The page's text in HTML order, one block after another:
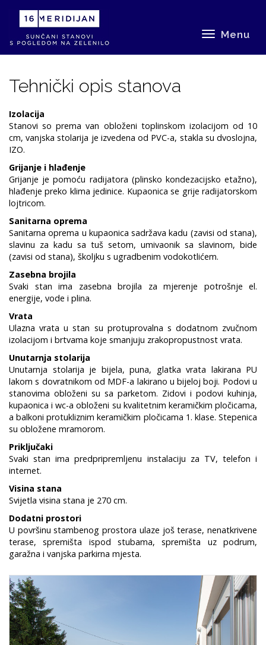
Menu
Tehnički opis stanova
Izolacija
Stanovi so prema van obloženi toplinskom izolacijom od 10
cm, vanjska stolarija je izvedena od PVC-a, stakla su dvoslojna,
IZO.
Grijanje i hlađenje
Grijanje je pomoću radijatora (plinsko kondezacijsko etažno),
hlađenje preko klima jedinice. Kupaonica se grije radijatorskom
lojtricom.
Sanitarna oprema
Sanitarna oprema u kupaonica sadržava kadu (zavisi od stana),
slavinu za kadu sa tuš setom, umivaonik sa slavinom, bide
(zavisi od stana), školjku s ugradbenim vodokotlićem.
Zasebna brojila
Svaki stan ima zasebna brojila za mjerenje potrošnje el.
energije, vode i plina.
Vrata
Ulazna vrata u stan su protuprovalna s dodatnom zvučnom
izolacijom i brtvama koje smanjuju zrakopropustnost vrata.
Unutarnja stolarija
Unutarnja stolarija je bijela, puna, glatka vrata lakirana PU
lakom s dovratnikom od MDF-a lakirano u bijeloj boji. Podovi u
stanovima obloženi su sa parketom. Zidovi i podovi kuhinja,
kupaonica i wc-a obloženi su kvalitetnim keramičkim pločicama,
a balkoni protukliznim keramičkim pločicama 1. klase. Stepenica
su obložene mramorom.
Priključaki
Svaki stan ima predpripremljenu instalaciju za TV, telefon i
internet.
Visina stana
Svijetla visina stana je 270 cm.
Dodatni prostori
U površinu stambenog prostora ulaze još terase, nenatkrivene
terase, spremišta ispod stubama, spremišta uz podrum,
garažna i vanjska parkirna mjesta.